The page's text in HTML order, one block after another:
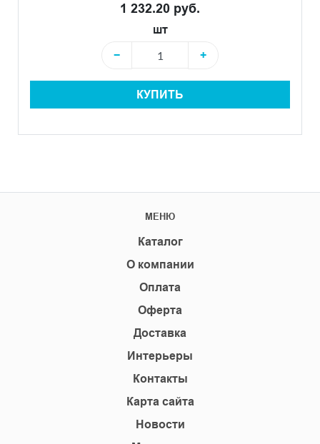
1 232.20 руб.
шт
−
+
КУПИТЬ
МЕНЮ
Каталог
О компании
Оплата
Оферта
Доставка
Интерьеры
Контакты
Карта сайта
Новости